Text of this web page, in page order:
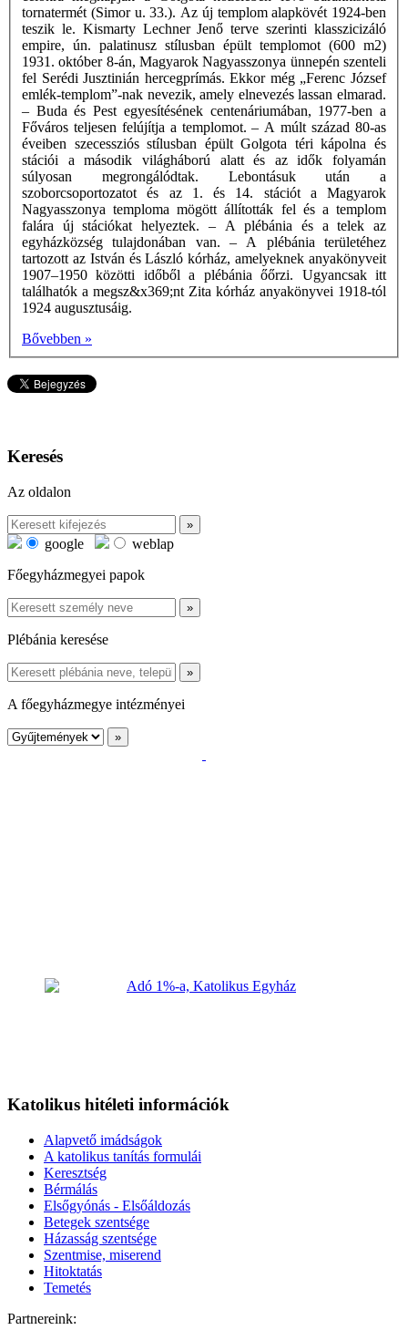
tornatermét (Simor u. 33.). Az új templom alapkövét 1924-ben
teszik le. Kismarty Lechner Jenő terve szerinti klasszicizáló
empire, ún. palatinusz stílusban épült templomot (600 m2)
1931. október 8-án, Magyarok Nagyasszonya ünnepén szenteli
fel Serédi Jusztinián hercegprímás. Ekkor még „Ferenc József
emlék-templom”-nak nevezik, amely elnevezés lassan elmarad.
– Buda és Pest egyesítésének centenáriumában, 1977-ben a
Főváros teljesen felújítja a templomot. – A múlt század 80-as
éveiben szecessziós stílusban épült Golgota téri kápolna és
stációi a második világháború alatt és az idők folyamán
súlyosan megrongálódtak. Lebontásuk után a
szoborcsoportozatot és az 1. és 14. stációt a Magyarok
Nagyasszonya temploma mögött állították fel és a templom
falára új stációkat helyeztek. – A plébánia és a telek az
egyházközség tulajdonában van. – A plébánia területéhez
tartozott az István és László kórház, amelyeknek anyakönyveit
1907–1950 közötti időből a plébánia őőrzi. Ugyancsak itt
találhatók a megsz&x369;nt Zita kórház anyakönyvei 1918-tól
1924 augusztusáig.
Bővebben »
Keresés
Az oldalon
google
weblap
Főegyházmegyei papok
Plébánia keresése
A főegyházmegye intézményei
Katolikus hitéleti információk
Alapvető imádságok
A katolikus tanítás formulái
Keresztség
Bérmálás
Elsőgyónás - Elsőáldozás
Betegek szentsége
Házasság szentsége
Szentmise, miserend
Hitoktatás
Temetés
Partnereink: